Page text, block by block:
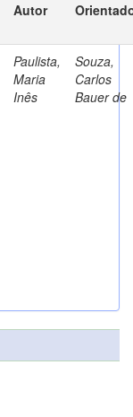
Autor
Paulista,
Maria
Inês
Souza,
Carlos
Bauer de